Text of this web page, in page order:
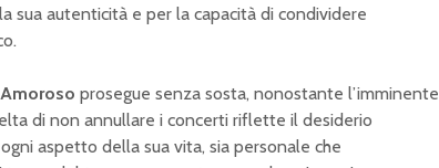
sua autenticità e per la capacità di condividere
prosegue senza sosta, nonostante l’imminente
di non annullare i concerti riflette il desiderio
aspetto della sua vita, sia personale che